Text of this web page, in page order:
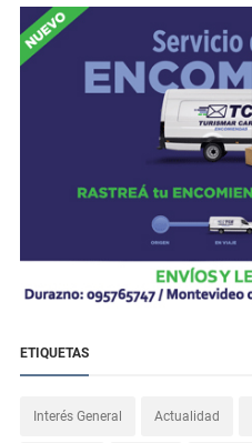
ETIQUETAS
Interés General Actualidad